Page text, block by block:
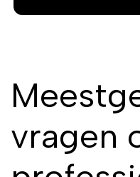
vragen